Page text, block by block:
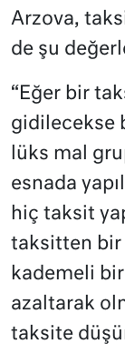
Arzova,
de şu
“Eğer bir
gidilecekse
lüks mal
esnada
hiç taksit
taksitten bir
kademeli bir
azaltarak
taksite